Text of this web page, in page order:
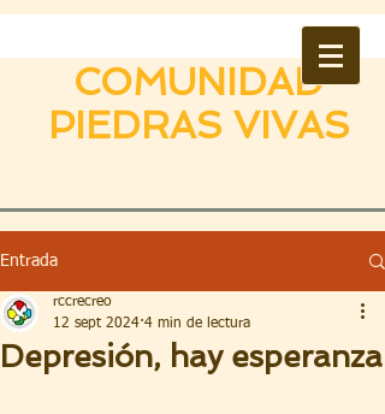
COMUNIDAD
PIEDRAS VIVAS
Entrada
Depresión, hay esperanza
rccrecreo
12 sept 2024 4 min de lectura